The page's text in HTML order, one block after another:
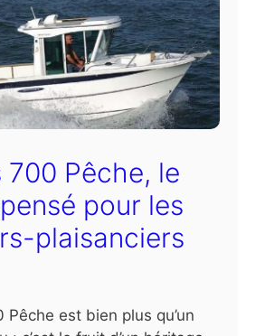
700 Pêche, le
pour les
plaisanciers
Pêche est bien plus qu’un